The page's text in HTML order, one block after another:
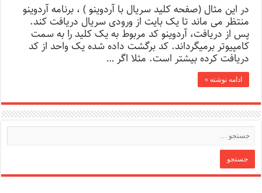
در این مثال (صفحه کلید سریال با آردوینو ) ، برنامه آردوینو
منتظر می ماند تا یک بایت از ورودی سریال دریافت کند.
پس از دریافت، آردوینو کد مربوط به یک کلید را به سمت
کامپیوتر برمیگرداند. کد برگشت داده شده یک واحد از کد
دریافت کرده بیشتر است. مثلا اگر …
ادامه نوشته »